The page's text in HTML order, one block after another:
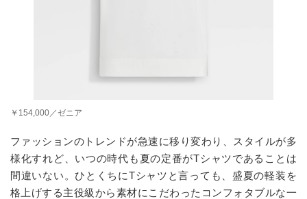
￥154,000／ゼニア
ファッションのトレンドが急速に移り変わり、スタイルが多
様化すれど、いつの時代も夏の定番がTシャツであることは
間違いない。ひとくちにTシャツと言っても、盛夏の軽装を
格上げする主役級から素材にこだわったコンフォタブルな一